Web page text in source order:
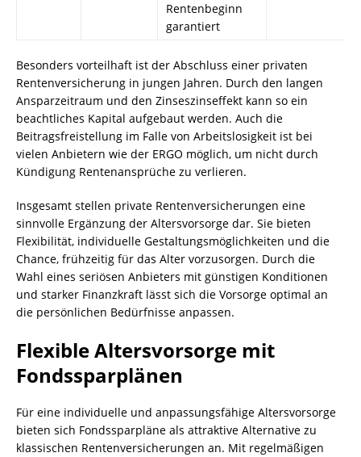
Rentenbeginn
garantiert
Besonders vorteilhaft ist der Abschluss einer privaten
Rentenversicherung in jungen Jahren. Durch den langen
Ansparzeitraum und den Zinseszinseffekt kann so ein
beachtliches Kapital aufgebaut werden. Auch die
Beitragsfreistellung im Falle von Arbeitslosigkeit ist bei
vielen Anbietern wie der ERGO möglich, um nicht durch
Kündigung Rentenansprüche zu verlieren.
Insgesamt stellen private Rentenversicherungen eine
sinnvolle Ergänzung der Altersvorsorge dar. Sie bieten
Flexibilität, individuelle Gestaltungsmöglichkeiten und die
Chance, frühzeitig für das Alter vorzusorgen. Durch die
Wahl eines seriösen Anbieters mit günstigen Konditionen
und starker Finanzkraft lässt sich die Vorsorge optimal an
die persönlichen Bedürfnisse anpassen.
Flexible Altersvorsorge mit
Fondssparplänen
Für eine individuelle und anpassungsfähige Altersvorsorge
bieten sich Fondssparpläne als attraktive Alternative zu
klassischen Rentenversicherungen an. Mit regelmäßigen